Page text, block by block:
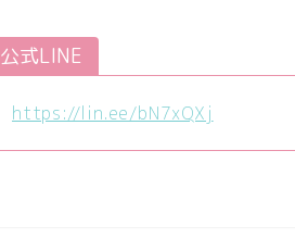
公式LINE
https://lin.ee/bN7xQXj